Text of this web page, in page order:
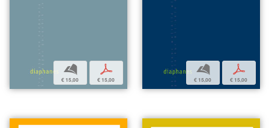
b
€ 15,00
p
€ 15,00
b
€ 15,00
p
€ 15,00